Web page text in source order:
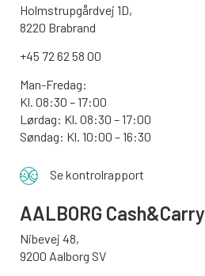
Holmstrupgårdvej 1D,
8220 Brabrand
+45 72 62 58 00
Man-Fredag:
Kl. 08:30 – 17:00
Lørdag: Kl. 08:30 – 17:00
Søndag: Kl. 10:00 – 16:30
Se kontrolrapport
AALBORG Cash&Carry
Nibevej 48,
9200 Aalborg SV